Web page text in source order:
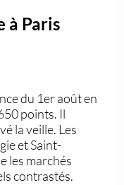
à Paris
du 1er août en
points. Il
la veille. Les
et Saint-
les marchés
contrastés.